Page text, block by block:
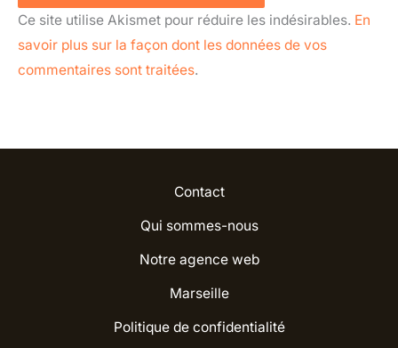
Ce site utilise Akismet pour réduire les indésirables. En
savoir plus sur la façon dont les données de vos
commentaires sont traitées.
Contact
Qui sommes-nous
Notre agence web
Marseille
Politique de confidentialité